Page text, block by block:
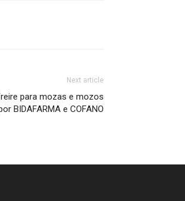
Next article
para mozas e mozos
BIDAFARMA e COFANO